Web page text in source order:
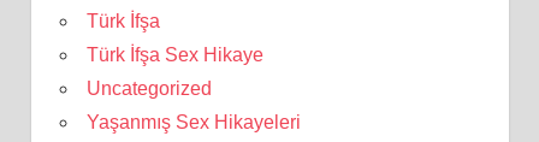
Türk İfşa
Türk İfşa Sex Hikaye
Uncategorized
Yaşanmış Sex Hikayeleri